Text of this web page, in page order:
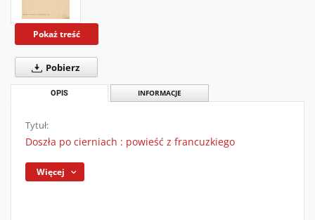
Pokaż treść
Pobierz
OPIS INFORMACJE
Tytuł:
Doszła po cierniach : powieść z francuzkiego
Więcej